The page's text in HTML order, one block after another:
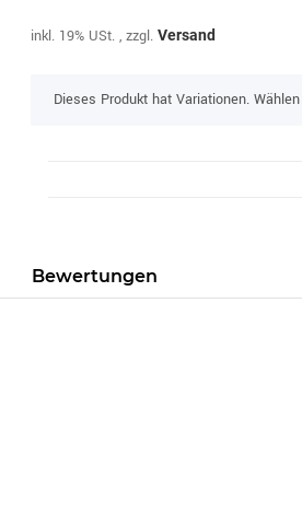
inkl. 19% USt. , zzgl. Versand
xDieses Produkt hat Variationen.
Bewertungen